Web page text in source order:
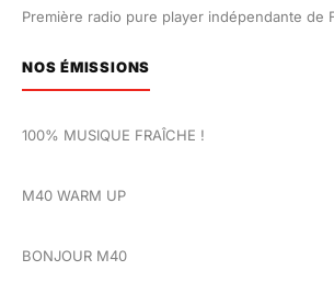
Première radio pure player indépendante de
NOS ÉMISSIONS
100% MUSIQUE FRAÎCHE !
M40 WARM UP
BONJOUR M40